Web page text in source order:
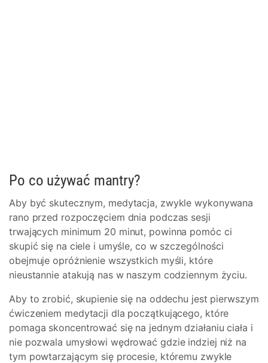
Po co używać mantry?
Aby być skutecznym, medytacja, zwykle wykonywana
rano przed rozpoczęciem dnia podczas sesji
trwających minimum 20 minut, powinna pomóc ci
skupić się na ciele i umyśle, co w szczególności
obejmuje opróżnienie wszystkich myśli, które
nieustannie atakują nas w naszym codziennym życiu.
Aby to zrobić, skupienie się na oddechu jest pierwszym
ćwiczeniem medytacji dla początkującego, które
pomaga skoncentrować się na jednym działaniu ciała i
nie pozwala umysłowi wędrować gdzie indziej niż na
tym powtarzającym się procesie, któremu zwykle